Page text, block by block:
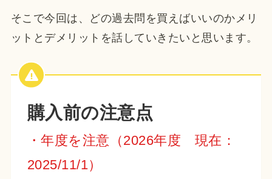
そこで今回は、どの過去問を買えばいいのかメリ
ットとデメリットを話していきたいと思います。
購入前の注意点
・年度を注意（2026年度 現在：
2025/11/1）